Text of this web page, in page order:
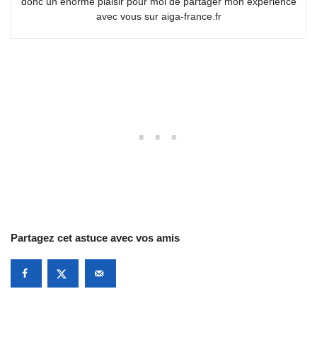
avec vous sur aiga-france.fr
Partagez cet astuce avec vos amis